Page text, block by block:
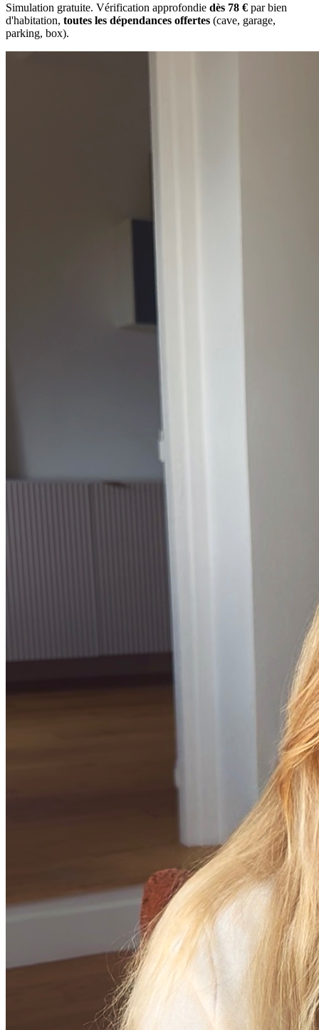
Simulation gratuite. Vérification approfondie dès 78 € par bien
d'habitation, toutes les dépendances offertes (cave, garage,
parking, box).